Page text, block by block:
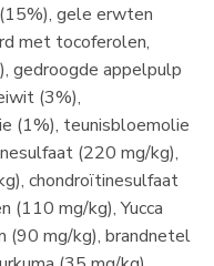
gele erwten
met tocoferolen,
gedroogde appelpulp
(3%),
(1%), teunisbloemolie
(220 mg/kg),
chondroïtinesulfaat
(110 mg/kg), Yucca
(90 mg/kg), brandnetel